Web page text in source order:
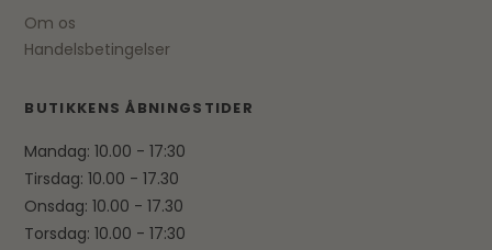
Om os
Handelsbetingelser
BUTIKKENS ÅBNINGSTIDER
Mandag: 10.00 - 17:30
Tirsdag: 10.00 - 17.30
Onsdag: 10.00 - 17.30
Torsdag: 10.00 - 17:30